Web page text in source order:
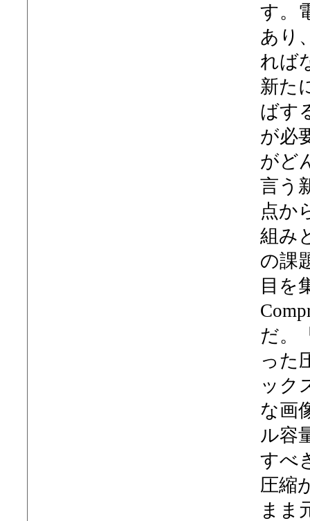
す。
あり
れば
新た
ばす
が必
がど
言う
点か
組み
の課
目を
だ。
った
ック
な画
ル容
すべ
圧縮
まま